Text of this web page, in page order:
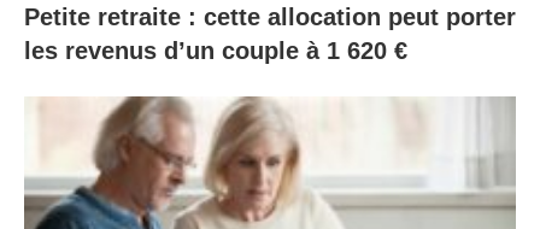
Petite retraite : cette allocation peut porter
les revenus d’un couple à 1 620 €